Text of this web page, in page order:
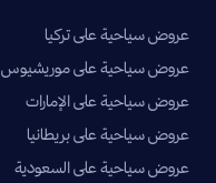
عروض سياحية على تركيا
عروض سياحية على موريشيوس
عروض سياحية على الإمارات
عروض سياحية على بريطانيا
عروض سياحية على السعودية